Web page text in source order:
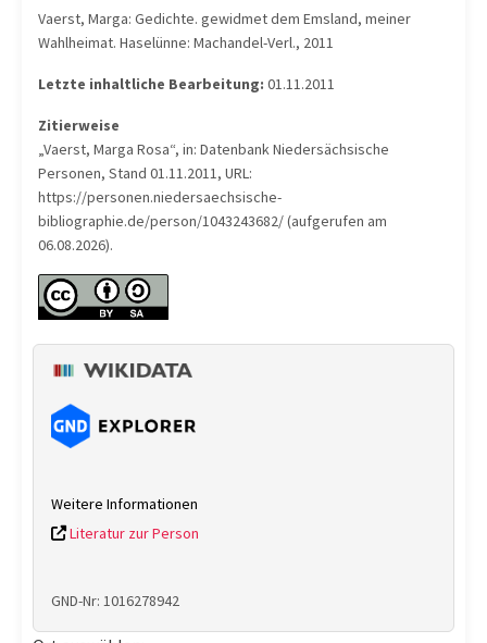
Vaerst, Marga: Gedichte. gewidmet dem Emsland, meiner
Wahlheimat. Haselünne: Machandel-Verl., 2011
Letzte inhaltliche Bearbeitung: 01.11.2011
Zitierweise
„Vaerst, Marga Rosa“, in: Datenbank Niedersächsische
Personen, Stand 01.11.2011, URL:
https://personen.niedersaechsische-
bibliographie.de/person/1043243682/ (aufgerufen am
06.08.2026).
Weitere Informationen
Literatur zur Person
GND-Nr: 1016278942